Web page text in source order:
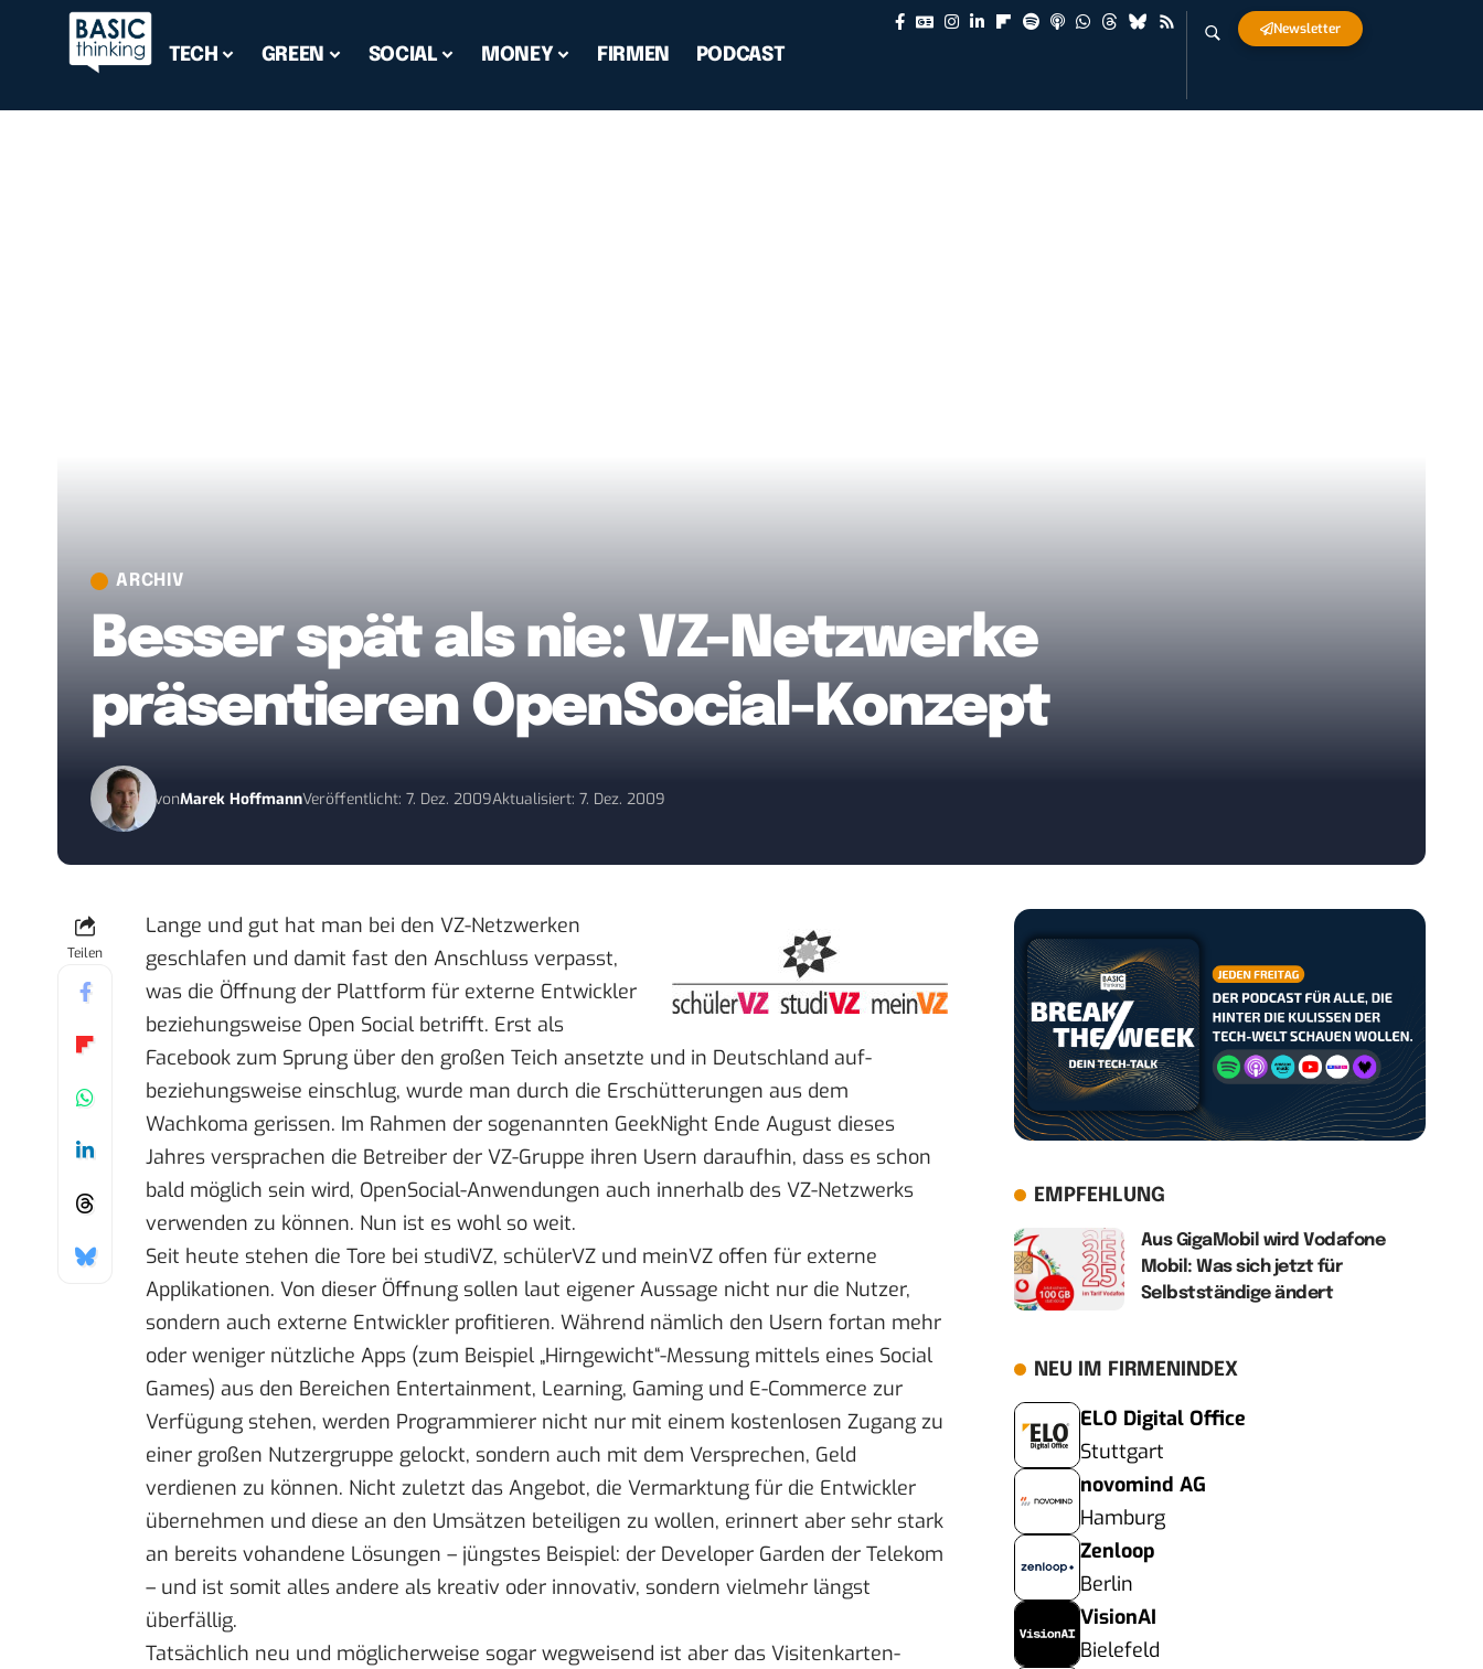
TECH GREEN SOCIAL MONEY FIRMEN PODCAST
Newsletter
ARCHIV
Besser spät als nie: VZ-Netzwerke
präsentieren OpenSocial-Konzept
vonMarek HoffmannVeröffentlicht: 7. Dez. 2009Aktualisiert: 7. Dez. 2009
Teilen
Lange und gut hat man bei den VZ-Netzwerken
geschlafen und damit fast den Anschluss verpasst,
was die Öffnung der Plattform für externe Entwickler
beziehungsweise Open Social betrifft. Erst als
Facebook zum Sprung über den großen Teich ansetzte und in Deutschland auf-
beziehungsweise einschlug, wurde man durch die Erschütterungen aus dem
Wachkoma gerissen. Im Rahmen der sogenannten GeekNight Ende August dieses
Jahres versprachen die Betreiber der VZ-Gruppe ihren Usern daraufhin, dass es schon
bald möglich sein wird, OpenSocial-Anwendungen auch innerhalb des VZ-Netzwerks
verwenden zu können. Nun ist es wohl so weit.
Seit heute stehen die Tore bei studiVZ, schülerVZ und meinVZ offen für externe
Applikationen. Von dieser Öffnung sollen laut eigener Aussage nicht nur die Nutzer,
sondern auch externe Entwickler profitieren. Während nämlich den Usern fortan mehr
oder weniger nützliche Apps (zum Beispiel „Hirngewicht“-Messung mittels eines Social
Games) aus den Bereichen Entertainment, Learning, Gaming und E-Commerce zur
Verfügung stehen, werden Programmierer nicht nur mit einem kostenlosen Zugang zu
einer großen Nutzergruppe gelockt, sondern auch mit dem Versprechen, Geld
verdienen zu können. Nicht zuletzt das Angebot, die Vermarktung für die Entwickler
übernehmen und diese an den Umsätzen beteiligen zu wollen, erinnert aber sehr stark
an bereits vohandene Lösungen – jüngstes Beispiel: der Developer Garden der Telekom
– und ist somit alles andere als kreativ oder innovativ, sondern vielmehr längst
überfällig.
Tatsächlich neu und möglicherweise sogar wegweisend ist aber das Visitenkarten-
EMPFEHLUNG
Aus GigaMobil wird Vodafone
Mobil: Was sich jetzt für
Selbstständige ändert
NEU IM FIRMENINDEX
ELO Digital Office
Stuttgart
novomind AG
Hamburg
Zenloop
Berlin
VisionAI
Bielefeld